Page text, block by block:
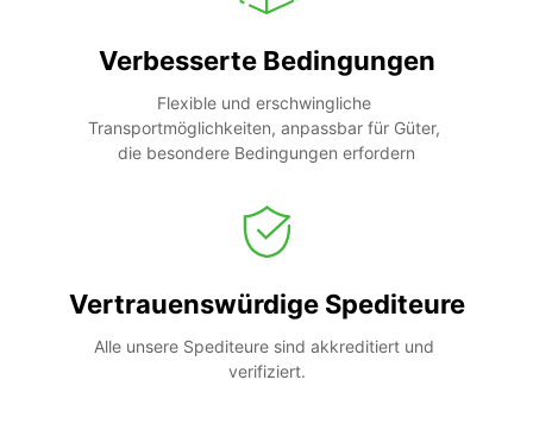
Verbesserte Bedingungen
Flexible und erschwingliche
Transportmöglichkeiten, anpassbar für Güter,
die besondere Bedingungen erfordern
Vertrauenswürdige Spediteure
Alle unsere Spediteure sind akkreditiert und
verifiziert.